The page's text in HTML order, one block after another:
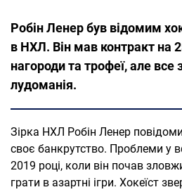
Робін Ленер був відомим
в НХЛ. Він мав контракт на
нагороди та трофеї, але все
лудоманія.
Зірка НХЛ Робін Ленер
своє банкрутство. Проблеми у
2019 році, коли він почав
грати в азартні ігри. Хокеїст